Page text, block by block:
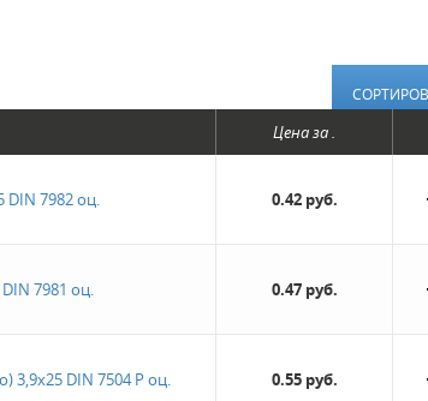
Цена за .
DIN 7982 оц. 0.42 руб.
7981 оц. 0.47 руб.
3,9х25 DIN 7504 Р оц. 0.55 руб.